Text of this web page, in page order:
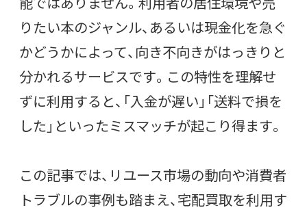
りたい本のジャンル、あるいは現金化を急ぐ
かどうかによって、向き不向きがはっきりと
分かれるサービスです。この特性を理解せ
ずに利用すると、「入金が遅い」「送料で損を
した」といったミスマッチが起こり得ます。
この記事では、リユース市場の動向や消費者
トラブルの事例も踏まえ、宅配買取を利用す